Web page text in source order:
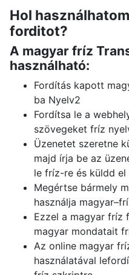
Hol
forditot?
A magyar fríz
használható:
Fordítás kapott
ba Nyelv2
Fordítsa le a
szövegeket fríz
Üzenetet szeretne
majd írja be az
le fríz-re és küldd el
Megértse bármely
használja
Ezzel a magyar fríz
magyar mondatait
Az online magyar
használatával